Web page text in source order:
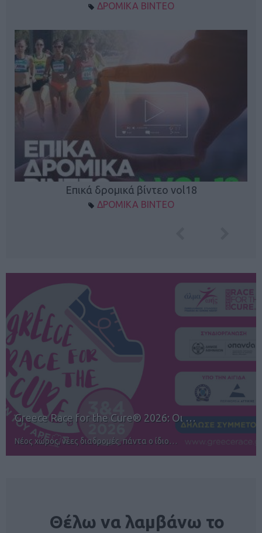
ΔΡΟΜΙΚΑ ΒΙΝΤΕΟ
Επικά δρομικά βίντεο vol18
ΔΡΟΜΙΚΑ ΒΙΝΤΕΟ
12ος TUI Rhodes Marathon: Άνοιγμα ε…
Αγώνες για όλους στην Ρόδο
Θέλω να λαμβάνω το